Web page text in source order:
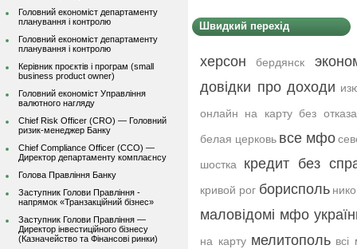
Головний економіст департаменту
планування і контролю
Головний економіст департаменту
планування і контролю
Керівник проєктів і програм (small
business product owner)
Головний економіст Управління
валютного нагляду
Chief Risk Officer (CRO) — Головний
ризик-менеджер Банку
Chief Compliance Officer (CCO) —
Директор департаменту комплаєнсу
Голова Правління Банку
Заступник Голови Правління -
напрямок «Транзакційний бізнес»
Заступник Голови Правління —
Директор інвестиційного бізнесу
(Казначейство та Фінансові ринки)
Швидкий перехід
херсон бердянск
довідки про доходи
онлайн на карту без
белая церковь все мфо
шостка
кредит без
кривой рог борисполь
маловідомі мфо
на карту мелитополь